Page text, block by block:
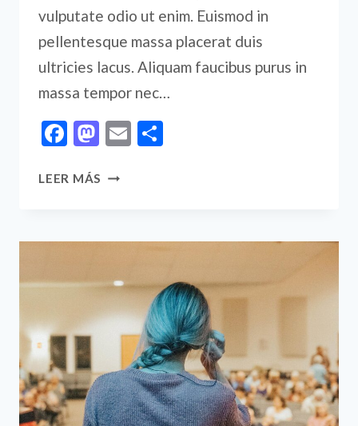
vulputate odio ut enim. Euismod in
pellentesque massa placerat duis
ultricies lacus. Aliquam faucibus purus in
massa tempor nec…
Facebook
Mastodon
Email
LEER MÁS DON’T